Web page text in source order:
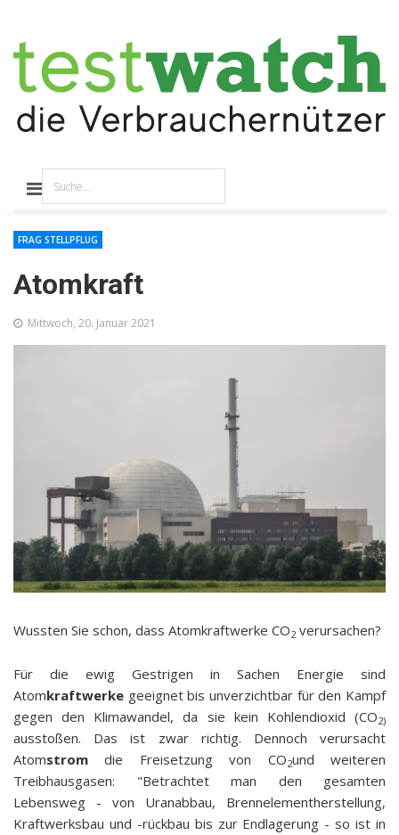
Atomkraft
FRAG STELLPFLUG
Mittwoch, 20. Januar 2021
Wussten Sie schon, dass Atomkraftwerke CO2 verursachen?
Für die ewig Gestrigen in Sachen Energie sind
Atomkraftwerke geeignet bis unverzichtbar für den Kampf
gegen den Klimawandel, da sie kein Kohlendioxid (CO2)
ausstoßen. Das ist zwar richtig. Dennoch verursacht
Atomstrom die Freisetzung von CO2und weiteren
Treibhausgasen: "Betrachtet man den gesamten
Lebensweg - von Uranabbau, Brennelementherstellung,
Kraftwerksbau und -rückbau bis zur Endlagerung - so ist in